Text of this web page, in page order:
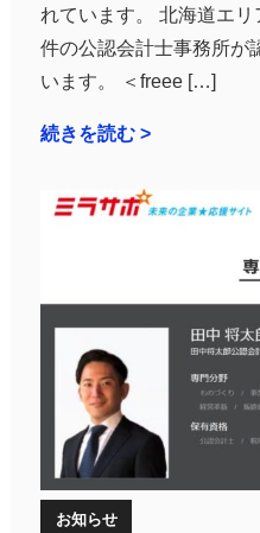
れています。 北海道エ
件の公認会計士事務所が
います。 ＜freee […]
続きを読む >
お知らせ